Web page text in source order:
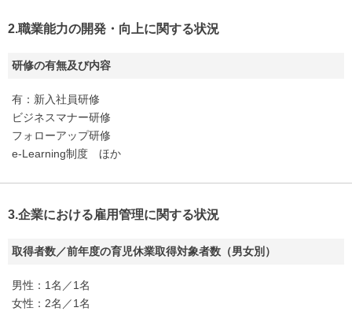
2.職業能力の開発・向上に関する状況
研修の有無及び内容
有：新入社員研修
ビジネスマナー研修
フォローアップ研修
e-Learning制度 ほか
3.企業における雇用管理に関する状況
取得者数／前年度の育児休業取得対象者数（男女別）
男性：1名／1名
女性：2名／1名